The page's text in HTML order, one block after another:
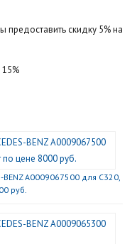
предоставить скидку 5% на
BENZ A0009067500 для C320,
руб.